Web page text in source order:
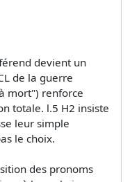
devient un
de la guerre
mort") renforce
totale. l.5 H2 insiste
leur simple
le choix.
des pronoms